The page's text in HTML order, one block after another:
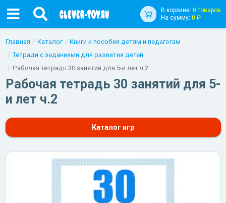
В корзине: 0 товаров
На сумму: 0 ₽
Главная Каталог
Книги и пособия детям и педагогам
Тетради с заданиями для развития детей
Рабочая тетрадь 30 занятий для 5-и лет ч.2
Рабочая тетрадь 30 занятий для 5-
и лет ч.2
Каталог игр